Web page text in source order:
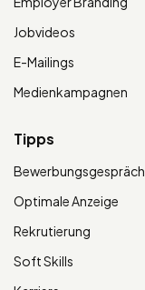
Jobvideos
E-Mailings
Medienkampagnen
Tipps
Bewerbungsgespräch
Optimale Anzeige
Rekrutierung
Soft Skills